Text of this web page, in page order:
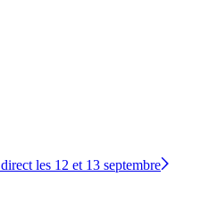
les 12 et 13 septembre